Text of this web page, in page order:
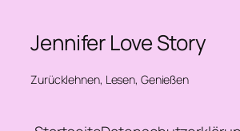
Jennifer Love Story
Zurücklehnen, Lesen, Genießen